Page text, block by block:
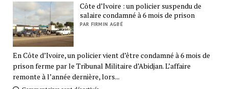
Côte d’Ivoire : un policier suspendu de
salaire condamné à 6 mois de prison
PAR FIRMIN AGBÉ
En Côte d’Ivoire, un policier vient d’être condamné à 6 mois de
prison ferme par le Tribunal Militaire d’Abidjan. L’affaire
remonte à l’année dernière, lors...